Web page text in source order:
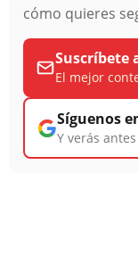
cómo quieres
Suscríbete
El mejor
Síguenos
Y verás